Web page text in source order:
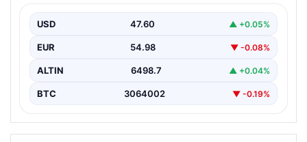
USD 47.60 ▲ +0.05%
EUR 54.98 ▼ -0.08%
ALTIN 6498.7 ▲ +0.04%
BTC 3064002 ▼ -0.19%